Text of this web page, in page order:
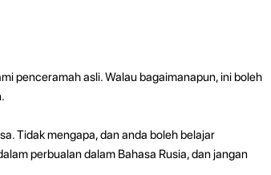
penceramah asli. Walau bagaimanapun, ini boleh
Tidak mengapa, dan anda boleh belajar
perbualan dalam Bahasa Rusia, dan jangan